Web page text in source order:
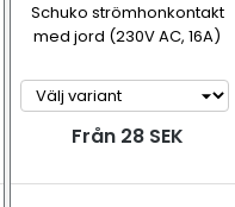
Schuko strömhonkontakt
med jord (230V AC, 16A)
Från 28 SEK